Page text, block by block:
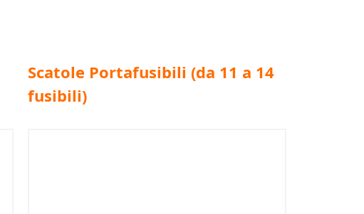
Scatole Portafusibili (da 11 a 14
fusibili)